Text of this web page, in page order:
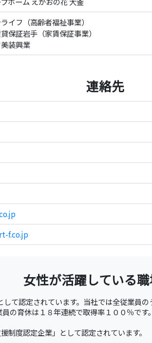
イフ（高齢者福祉事業）
保証岩手（家賃保証事業）
装興業
連絡先
f.co.jp
女性が活躍している
て認定されています。当社では全従業員
の育休は１８年連続で取得率１００％です。
度認定企業」として認定されています。